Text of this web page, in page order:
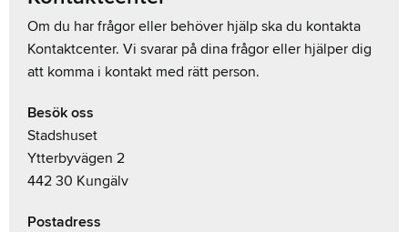
Om du har frågor eller behöver hjälp ska du kontakta
Kontaktcenter. Vi svarar på dina frågor eller hjälper dig
att komma i kontakt med rätt person.
Besök oss
Stadshuset
Ytterbyvägen 2
442 30 Kungälv
Postadress